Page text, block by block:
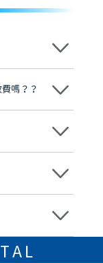
來自香港、內地的
統全球放心植牙中
澳大灣區及周邊城
分院，香港亦設
免費咨詢，讓人十
嗎？？
費用。
，顧客同意並簽字
率會及時告知客人
知我們你原本預約